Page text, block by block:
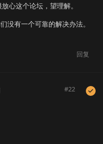
心这个论坛，望理解。
没有一个可靠的解决办法。
回复
#22